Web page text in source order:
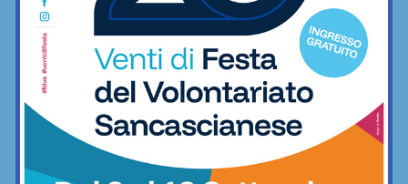
sport nei comuni chiantigiani: calcio, pallavolo, basket,
pallamano, baseball, karate, danza, ginnastica, ciclismo...
Articoli correlati
Mirko Torsellini, debutto super alla